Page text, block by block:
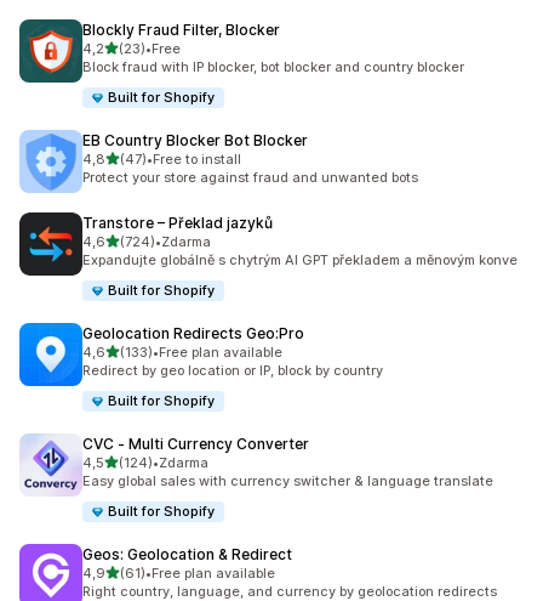
Blockly Fraud Filter, Blocker
4,2z 5 hvězd
(23)
Celkový počet recenzí: 23
•Free
Block fraud with IP blocker, bot blocker and country blocker
Built for Shopify
EB Country Blocker Bot Blocker
4,8z 5 hvězd
(47)
Celkový počet recenzí: 47
•Free to install
Protect your store against fraud and unwanted bots
Transtore – Překlad jazyků
4,6z 5 hvězd
(724)
Celkový počet recenzí: 724
•Zdarma
Expandujte globálně s chytrým AI GPT překladem a měnovým konve
Built for Shopify
Geolocation Redirects Geo:Pro
4,6z 5 hvězd
(133)
Celkový počet recenzí: 133
•Free plan available
Redirect by geo location or IP, block by country
Built for Shopify
CVC ‑ Multi Currency Converter
4,5z 5 hvězd
(124)
Celkový počet recenzí: 124
•Zdarma
Easy global sales with currency switcher & language translate
Built for Shopify
Geos: Geolocation & Redirect
4,9z 5 hvězd
(61)
Celkový počet recenzí: 61
•Free plan available
Right country, language, and currency by geolocation redirects